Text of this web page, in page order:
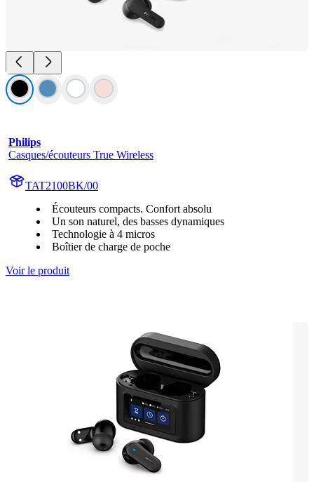
Philips
Casques/écouteurs True Wireless
TAT2100BK/00
Écouteurs compacts. Confort absolu
Un son naturel, des basses dynamiques
Technologie à 4 micros
Boîtier de charge de poche
Voir le produit